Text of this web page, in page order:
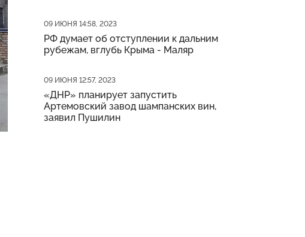
Дата публикации
09 ИЮНЯ 14:58, 2023
РФ думает об отступлении к дальним
рубежам, вглубь Крыма - Маляр
Дата публикации
09 ИЮНЯ 12:57, 2023
«ДНР» планирует запустить
Артемовский завод шампанских вин,
заявил Пушилин